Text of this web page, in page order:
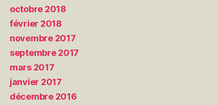
octobre 2018
février 2018
novembre 2017
septembre 2017
mars 2017
janvier 2017
décembre 2016